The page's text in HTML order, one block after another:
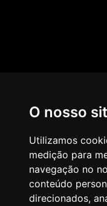
O nosso
Utilizamos
medição para
navegação no
conteúdo
direcionados,